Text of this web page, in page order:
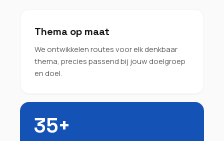
Thema op maat
We ontwikkelen routes voor elk denkbaar
thema, precies passend bij jouw doelgroep
en doel.
35+